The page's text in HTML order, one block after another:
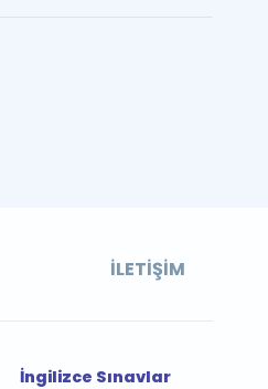
İLETIŞIM
İngilizce Sınavlar